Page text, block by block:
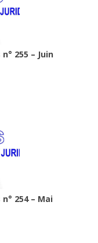
255 – Juin
254 – Mai